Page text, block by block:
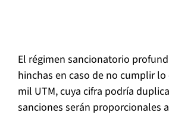
El régimen sancionatorio
hinchas en caso de no cumplir
mil UTM, cuya cifra podría
sanciones serán proporcionales